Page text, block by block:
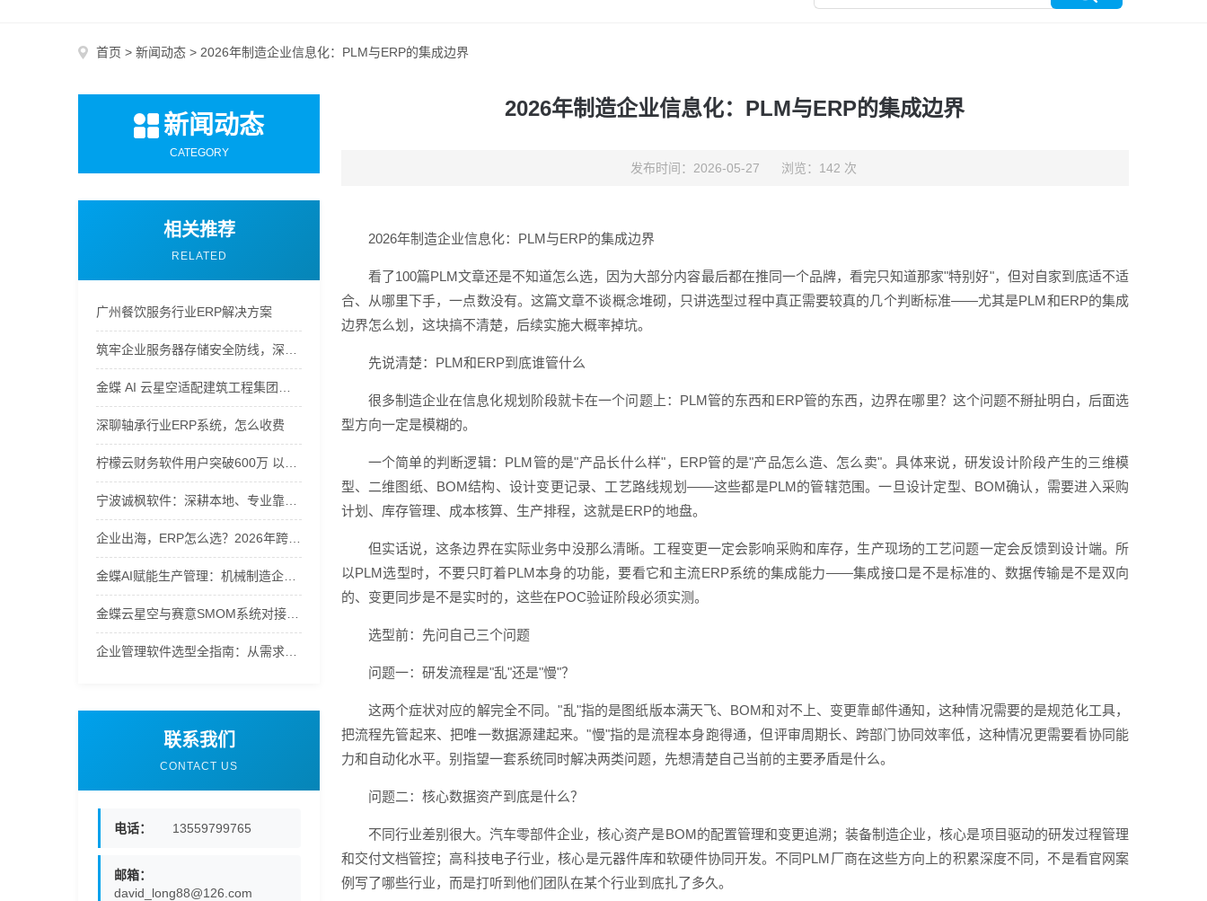
首页 > 新闻动态 > 2026年制造企业信息化：PLM与ERP的集成边界
新闻动态
CATEGORY
相关推荐
RELATED
广州餐饮服务行业ERP解决方案
深聊轴承行业ERP系统，怎么收费
联系我们
CONTACT US
电话： 13559799765
邮箱：
david_long88@126.com
2026年制造企业信息化：PLM与ERP的集成边界
发布时间：2026-05-27 浏览：142 次
2026年制造企业信息化：PLM与ERP的集成边界
看了100篇PLM文章还是不知道怎么选，因为大部分内容最后都在推同一个品牌，看完只知道那家"特别好"，但对自家到底适不适
合、从哪里下手，一点数没有。这篇文章不谈概念堆砌，只讲选型过程中真正需要较真的几个判断标准——尤其是PLM和ERP的集成
边界怎么划，这块搞不清楚，后续实施大概率掉坑。
先说清楚：PLM和ERP到底谁管什么
很多制造企业在信息化规划阶段就卡在一个问题上：PLM管的东西和ERP管的东西，边界在哪里？这个问题不掰扯明白，后面选
型方向一定是模糊的。
一个简单的判断逻辑：PLM管的是"产品长什么样"，ERP管的是"产品怎么造、怎么卖"。具体来说，研发设计阶段产生的三维模
型、二维图纸、BOM结构、设计变更记录、工艺路线规划——这些都是PLM的管辖范围。一旦设计定型、BOM确认，需要进入采购
计划、库存管理、成本核算、生产排程，这就是ERP的地盘。
但实话说，这条边界在实际业务中没那么清晰。工程变更一定会影响采购和库存，生产现场的工艺问题一定会反馈到设计端。所
以PLM选型时，不要只盯着PLM本身的功能，要看它和主流ERP系统的集成能力——集成接口是不是标准的、数据传输是不是双向
的、变更同步是不是实时的，这些在POC验证阶段必须实测。
选型前：先问自己三个问题
问题一：研发流程是"乱"还是"慢"？
这两个症状对应的解完全不同。"乱"指的是图纸版本满天飞、BOM和对不上、变更靠邮件通知，这种情况需要的是规范化工具，
把流程先管起来、把唯一数据源建起来。"慢"指的是流程本身跑得通，但评审周期长、跨部门协同效率低，这种情况更需要看协同能
力和自动化水平。别指望一套系统同时解决两类问题，先想清楚自己当前的主要矛盾是什么。
问题二：核心数据资产到底是什么？
不同行业差别很大。汽车零部件企业，核心资产是BOM的配置管理和变更追溯；装备制造企业，核心是项目驱动的研发过程管理
和交付文档管控；高科技电子行业，核心是元器件库和软硬件协同开发。不同PLM厂商在这些方向上的积累深度不同，不是看官网案
例写了哪些行业，而是打听到他们团队在某个行业到底扎了多久。